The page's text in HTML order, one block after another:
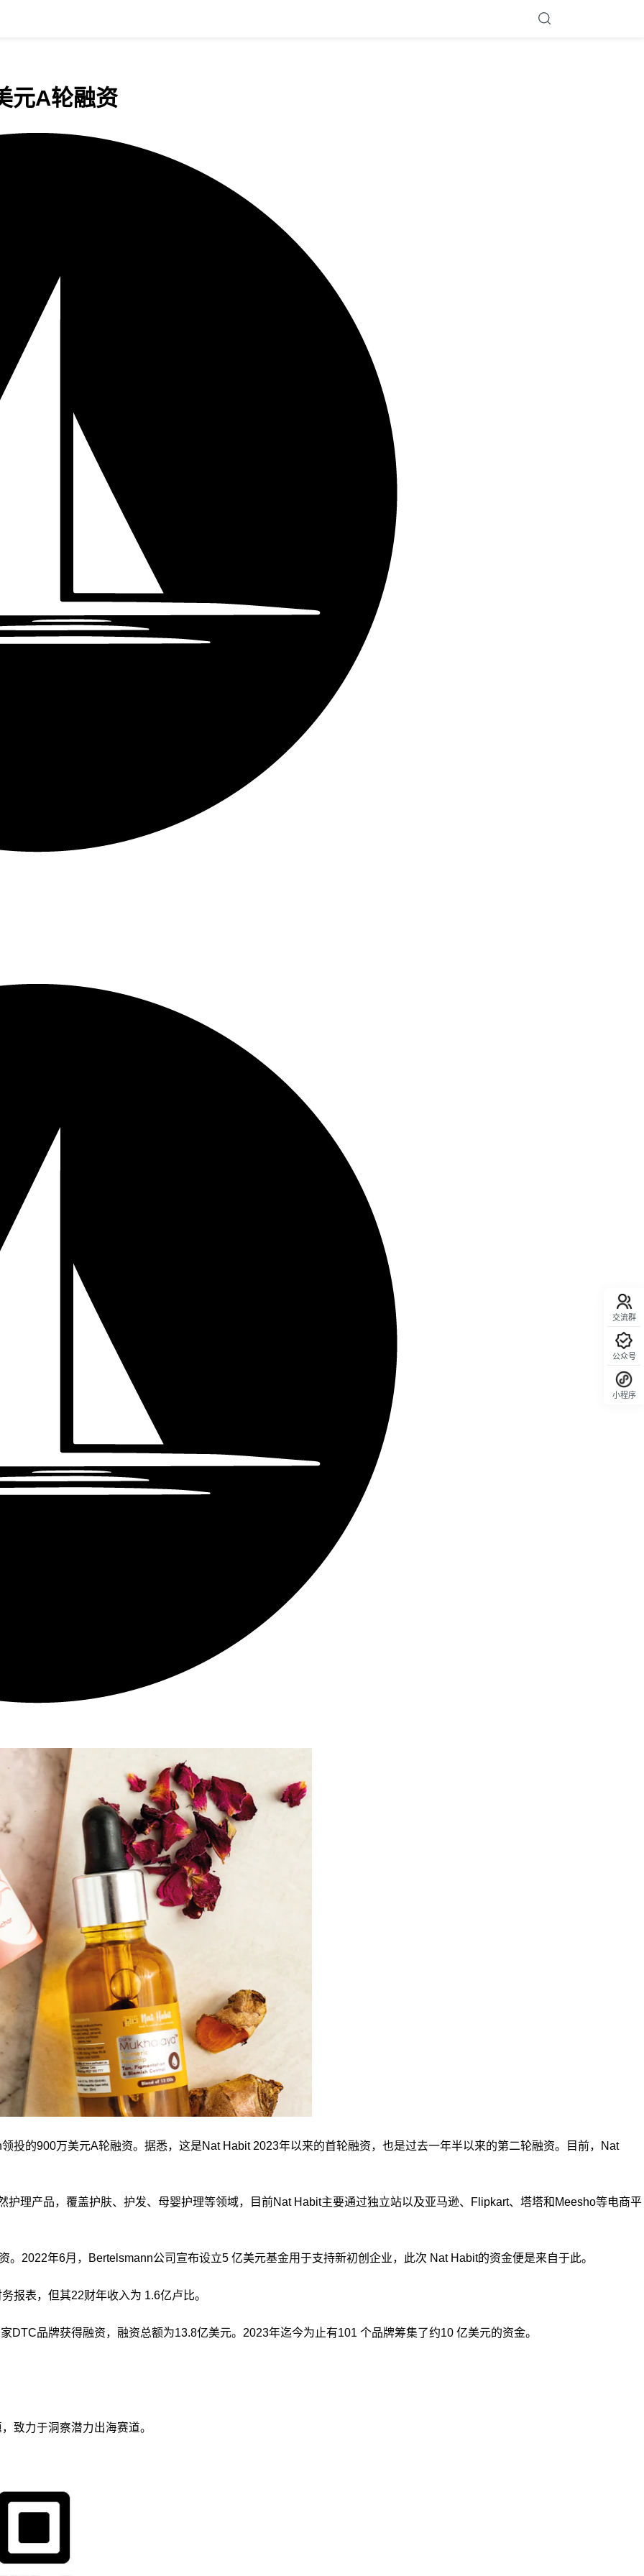
元A轮融资
投的900万美元A轮融资。据悉，这是Nat Habit 2023年以来的首轮融资，也是过去一年半以来的第二轮融资。目前，Nat
理产品，覆盖护肤、护发、母婴护理等领域，目前Nat Habit主要通过独立站以及亚马逊、Flipkart、塔塔和Meesho等电商平
2022年6月，Bertelsmann公司宣布设立5 亿美元基金用于支持新初创企业，此次 Nat Habit的资金便是来自于此。
报表，但其22财年收入为 1.6亿卢比。
品牌获得融资，融资总额为13.8亿美元。2023年迄今为止有101 个品牌筹集了约10 亿美元的资金。
致力于洞察潜力出海赛道。
交流群
公众号
小程序